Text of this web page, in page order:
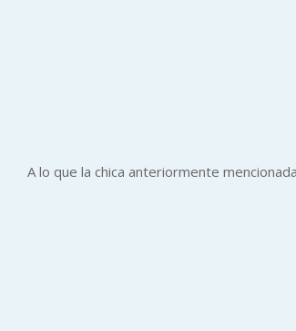
A lo que la chica anteriormente